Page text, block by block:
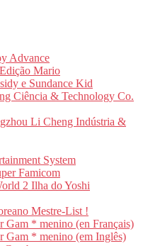
Advance
Mario
e Sundance Kid
Ciência & Technology Co.
Li Cheng Indústria &
System
Famicom
2 Ilha do Yoshi
Mestre-List !
Gam * menino (en Français)
Gam * menino (em Inglês)